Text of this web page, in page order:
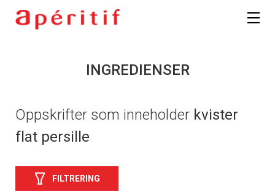
INGREDIENSER
Oppskrifter som inneholder kvister
flat persille
FILTRERING